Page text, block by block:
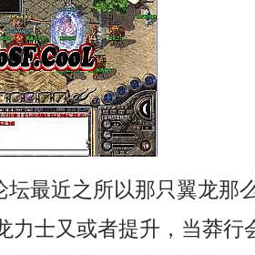
最近之所以那只翼龙那
力士又或者提升，当莽行